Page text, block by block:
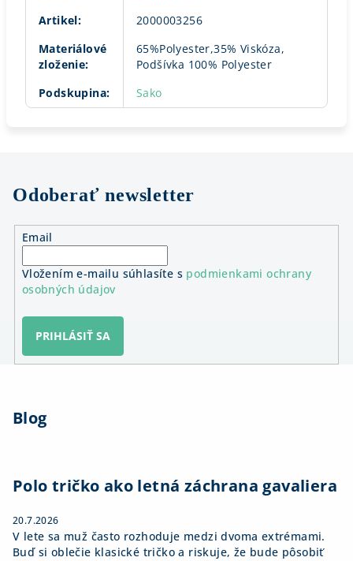
Artikel:
2000003256
Materiálové
zloženie:
65%Polyester,35% Viskóza,
Podšívka 100% Polyester
Podskupina: Sako
Odoberať newsletter
Email
Vložením e-mailu súhlasíte s podmienkami ochrany
osobných údajov
PRIHLÁSIŤ SA
Blog
Polo tričko ako letná záchrana gavaliera
20.7.2026
V lete sa muž často rozhoduje medzi dvoma extrémami.
Buď si oblečie klasické tričko a riskuje, že bude pôsobiť